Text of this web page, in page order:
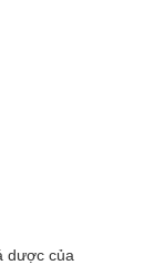
dược của